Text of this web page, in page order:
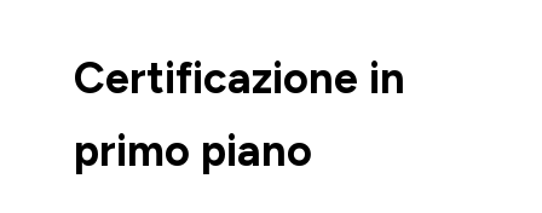
Certificazione in
primo piano